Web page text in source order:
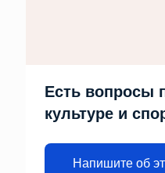
Есть вопросы
культуре и
Напишите об